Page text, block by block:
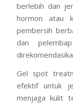
berlebih dan
hormon atau
pembersih
dan
Gel spot
efektif untuk
menjaga kulit